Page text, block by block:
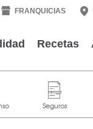
FRANQUICIAS
Recetas